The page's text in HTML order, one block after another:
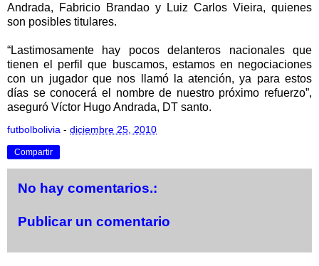
Andrada, Fabricio Brandao y Luiz Carlos Vieira, quienes
son posibles titulares.
“Lastimosamente hay pocos delanteros nacionales que
tienen el perfil que buscamos, estamos en negociaciones
con un jugador que nos llamó la atención, ya para estos
días se conocerá el nombre de nuestro próximo refuerzo”,
aseguró Víctor Hugo Andrada, DT santo.
futbolbolivia - diciembre 25, 2010
Compartir
No hay comentarios.:
Publicar un comentario